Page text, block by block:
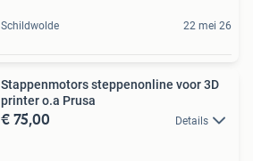
Schildwolde 22 mei 26
Stappenmotors steppenonline voor 3D
printer o.a Prusa
€ 75,00 Details